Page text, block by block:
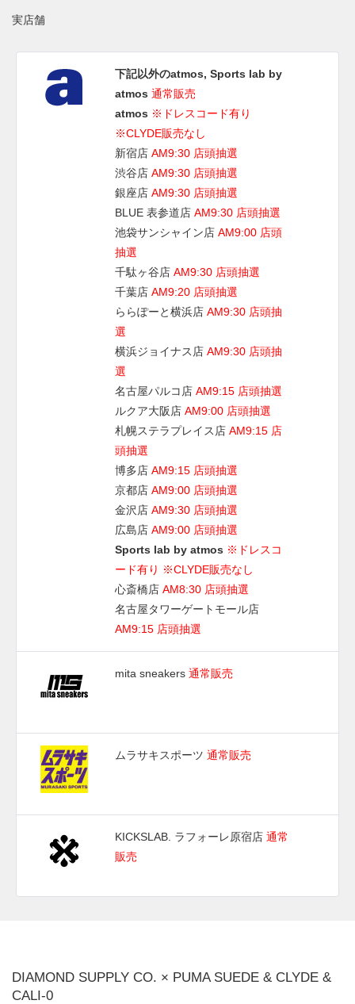
実店舗
下記以外のatmos, Sports lab by
atmos 通常販売
atmos ※ドレスコード有り
※CLYDE販売なし
新宿店 AM9:30 店頭抽選
渋谷店 AM9:30 店頭抽選
銀座店 AM9:30 店頭抽選
BLUE 表参道店 AM9:30 店頭抽選
池袋サンシャイン店 AM9:00 店頭
抽選
千駄ヶ谷店 AM9:30 店頭抽選
千葉店 AM9:20 店頭抽選
ららぽーと横浜店 AM9:30 店頭抽
選
横浜ジョイナス店 AM9:30 店頭抽
選
名古屋パルコ店 AM9:15 店頭抽選
ルクア大阪店 AM9:00 店頭抽選
札幌ステラプレイス店 AM9:15 店
頭抽選
博多店 AM9:15 店頭抽選
京都店 AM9:00 店頭抽選
金沢店 AM9:30 店頭抽選
広島店 AM9:00 店頭抽選
Sports lab by atmos ※ドレスコ
ード有り ※CLYDE販売なし
心斎橋店 AM8:30 店頭抽選
名古屋タワーゲートモール店
AM9:15 店頭抽選
mita sneakers 通常販売
ムラサキスポーツ 通常販売
KICKSLAB. ラフォーレ原宿店 通常
販売
DIAMOND SUPPLY CO. × PUMA SUEDE & CLYDE &
CALI-0